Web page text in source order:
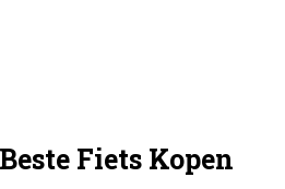
Fiets Kopen